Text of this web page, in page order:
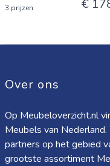
3 prijzen €
Over ons
Op Meubeloverzicht.nl
Meubels van
partners op het gebied
grootste assortiment